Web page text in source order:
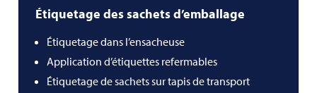
Étiquetage des sachets d’emballage
Étiquetage dans l’ensacheuse
Application d’étiquettes refermables
Étiquetage de sachets sur tapis de transport